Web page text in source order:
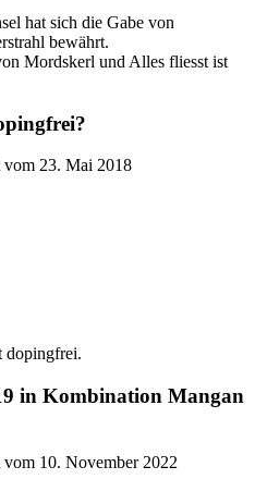
hat sich die Gabe von
bewährt.
Mordskerl und Alles fliesst ist
23. Mai 2018
dopingfrei.
in Kombination Mangan
10. November 2022